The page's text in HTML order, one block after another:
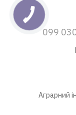
099
Аграрний